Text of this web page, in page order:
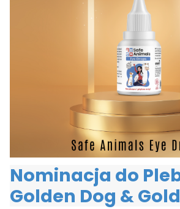
Nominacja do
Golden Dog &